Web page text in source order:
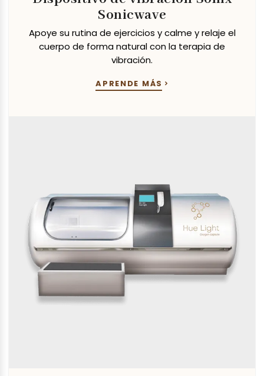
Sonicwave
Apoye su rutina de ejercicios y calme y relaje el
cuerpo de forma natural con la terapia de
vibración.
APRENDE MÁS